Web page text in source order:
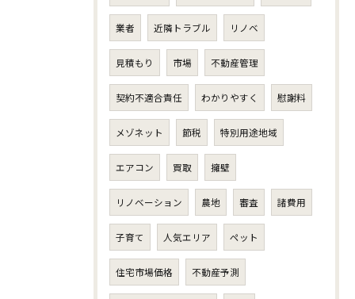
業者 近隣トラブル リノベ
見積もり 市場 不動産管理
契約不適合責任 わかりやすく 慰謝料
メゾネット 節税 特別用途地域
エアコン 買取 擁壁
リノベーション 農地 審査 諸費用
子育て 人気エリア ペット
住宅市場価格 不動産予測